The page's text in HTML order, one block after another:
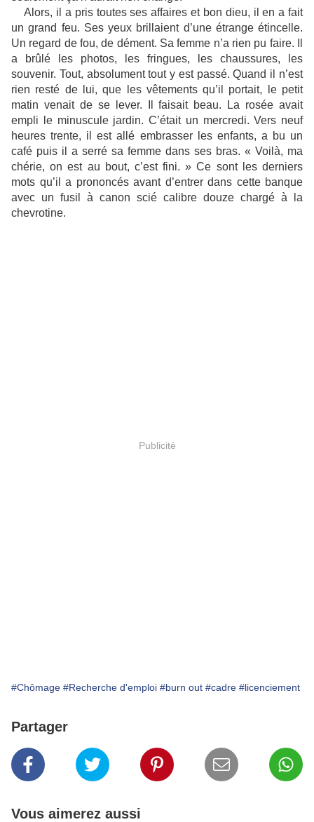
Alors, il a pris toutes ses affaires et bon dieu, il en a fait
un grand feu. Ses yeux brillaient d’une étrange étincelle.
Un regard de fou, de dément. Sa femme n’a rien pu faire. Il
a brûlé les photos, les fringues, les chaussures, les
souvenir. Tout, absolument tout y est passé. Quand il n’est
rien resté de lui, que les vêtements qu’il portait, le petit
matin venait de se lever. Il faisait beau. La rosée avait
empli le minuscule jardin. C’était un mercredi. Vers neuf
heures trente, il est allé embrasser les enfants, a bu un
café puis il a serré sa femme dans ses bras. « Voilà, ma
chérie, on est au bout, c’est fini. » Ce sont les derniers
mots qu’il a prononcés avant d’entrer dans cette banque
avec un fusil à canon scié calibre douze chargé à la
chevrotine.
Publicité
#Chômage #Recherche d'emploi #burn out #cadre #licenciement
Partager
Vous aimerez aussi